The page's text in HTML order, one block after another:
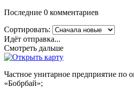
Последние 0 комментариев
Сортировать:
Идёт отправка...
Смотреть дальше
Частное унитарное предприятие по
«Бобрбай»;